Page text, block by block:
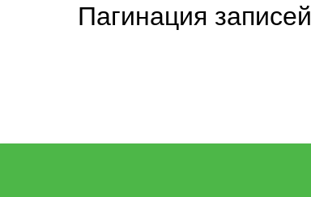
Пагинация записей